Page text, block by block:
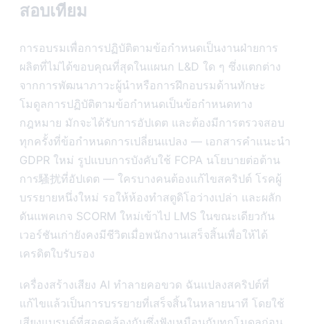
สอบเทียม
การอบรมเพื่อการปฏิบัติตามข้อกำหนดเป็นงานฝ่ายการ
ผลิตที่ไม่ได้ขอบคุณที่สุดในแผนก L&D ใด ๆ ซึ่งแตกต่าง
จากการพัฒนาภาวะผู้นำหรือการฝึกอบรมด้านทักษะ
โมดูลการปฏิบัติตามข้อกำหนดเป็นข้อกำหนดทาง
กฎหมาย มักจะได้รับการอัปเดต และต้องมีการตรวจสอบ
ทุกครั้งที่ข้อกำหนดการเปลี่ยนแปลง — เอกสารคำแนะนำ
GDPR ใหม่ รูปแบบการบังคับใช้ FCPA นโยบายต่อต้าน
การ騷扰ที่อัปเดต — ใครบางคนต้องแก้ไขสคริปต์ โรคผู้
บรรยายหนึ่งใหม่ รอให้ห้องทำสตูดิโอว่างเปล่า และผลัก
ดันแพคเกจ SCORM ใหม่เข้าไป LMS ในขณะเดียวกัน
เวอร์ชันเก่ายังคงมีชีวิตเมื่อพนักงานเสร็จสิ้นเพื่อให้ได้
เครดิตใบรับรอง
เครื่องสร้างเสียง AI ทำลายคอขวด ฉันแปลงสคริปต์ที่
แก้ไขแล้วเป็นการบรรยายที่เสร็จสิ้นในหลายนาที โดยใช้